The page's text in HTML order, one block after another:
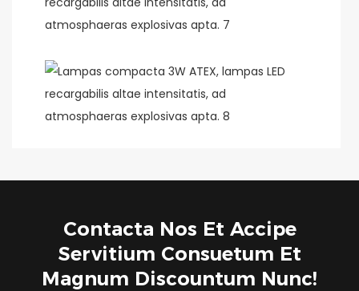
Contacta Nos Et Accipe
Servitium Consuetum Et
Magnum Discountum Nunc!